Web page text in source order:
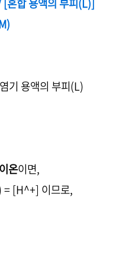
합 용액의 부피(L)]
기 용액의 부피(L)
온이면,
= [H^+] 이므로,